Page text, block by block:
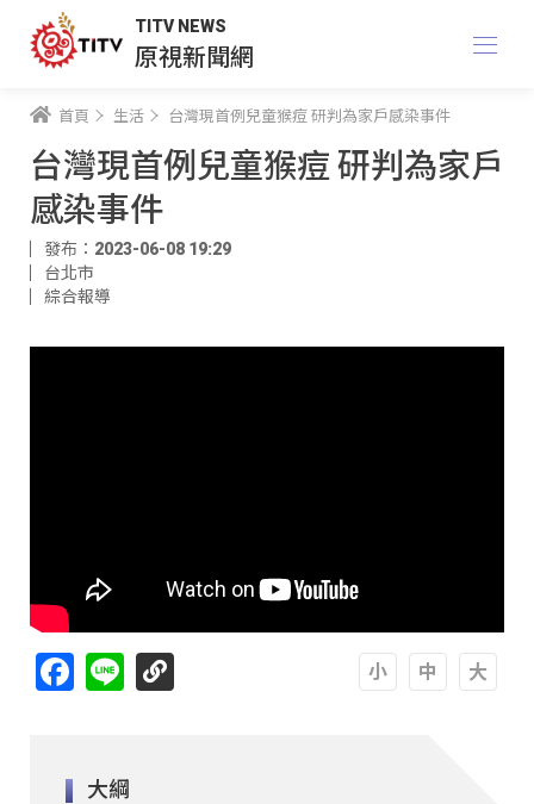
TITV NEWS
原視新聞網
首頁 生活 台灣現首例兒童猴痘 研判為家戶感染事件
台灣現首例兒童猴痘 研判為家戶
感染事件
發布：2023-06-08 19:29
台北市
綜合報導
Facebook
Line
大綱